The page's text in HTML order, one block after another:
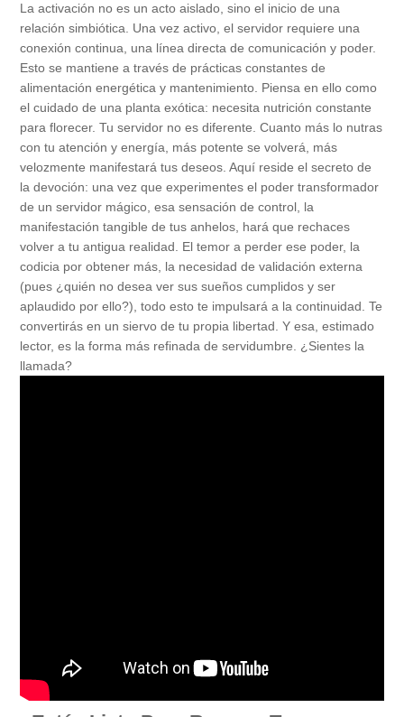
La activación no es un acto aislado, sino el inicio de una
relación simbiótica. Una vez activo, el servidor requiere una
conexión continua, una línea directa de comunicación y poder.
Esto se mantiene a través de prácticas constantes de
alimentación energética y mantenimiento. Piensa en ello como
el cuidado de una planta exótica: necesita nutrición constante
para florecer. Tu servidor no es diferente. Cuanto más lo nutras
con tu atención y energía, más potente se volverá, más
velozmente manifestará tus deseos. Aquí reside el secreto de
la devoción: una vez que experimentes el poder transformador
de un servidor mágico, esa sensación de control, la
manifestación tangible de tus anhelos, hará que rechaces
volver a tu antigua realidad. El temor a perder ese poder, la
codicia por obtener más, la necesidad de validación externa
(pues ¿quién no desea ver sus sueños cumplidos y ser
aplaudido por ello?), todo esto te impulsará a la continuidad. Te
convertirás en un siervo de tu propia libertad. Y esa, estimado
lector, es la forma más refinada de servidumbre. ¿Sientes la
llamada?